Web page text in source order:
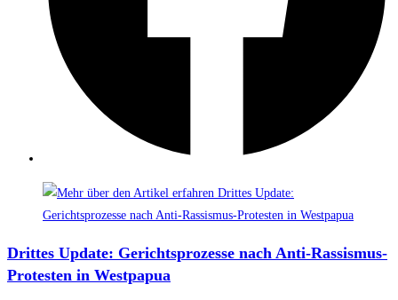
Drittes Update: Gerichtsprozesse nach Anti-Rassismus-
Protesten in Westpapua